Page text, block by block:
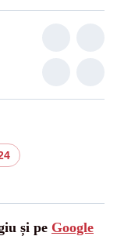
și pe Google